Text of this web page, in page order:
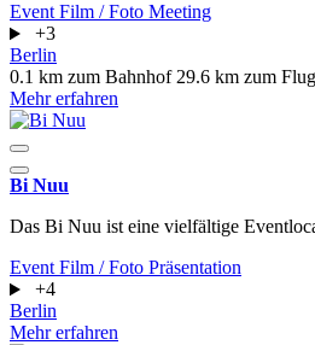
Event Film / Foto Meeting
+3
Berlin
0.1 km zum Bahnhof 29.6 km zum
Mehr erfahren
Bi Nuu
Das Bi Nuu ist eine vielfältige
Event Film / Foto Präsentation
+4
Berlin
Mehr erfahren